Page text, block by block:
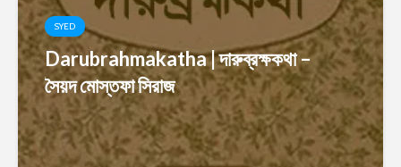
SYED
Darubrahmakatha | দারুব্রক্ষকথা –
সৈয়দ মোস্তফা সিরাজ